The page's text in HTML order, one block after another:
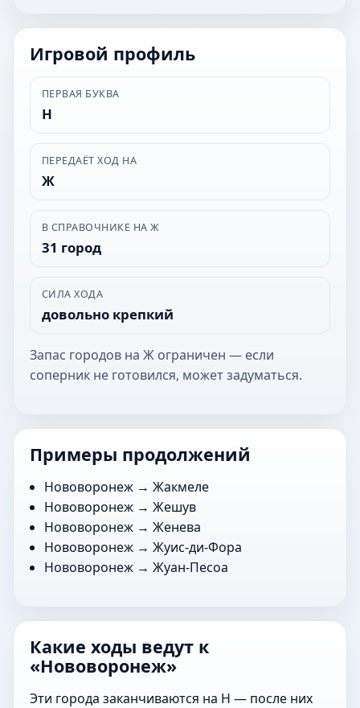
Игровой профиль
ПЕРВАЯ БУКВА
Н
ПЕРЕДАЁТ ХОД НА
Ж
В СПРАВОЧНИКЕ НА Ж
31 город
СИЛА ХОДА
довольно крепкий
Запас городов на Ж ограничен — если
соперник не готовился, может задуматься.
Примеры продолжений
Нововоронеж →Жакмеле
Нововоронеж →Жешув
Нововоронеж →Женева
Нововоронеж →Жуис-ди-Фора
Нововоронеж →Жуан-Песоа
Какие ходы ведут к
«Нововоронеж»
Эти города заканчиваются на Н — после них